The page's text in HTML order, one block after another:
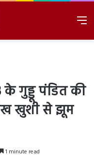
गुड्डू पंडित की
खुशी से झूम
1 minute read